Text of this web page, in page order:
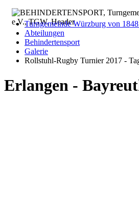
Turngemeinde Würzburg von
Abteilungen
Behindertensport
Galerie
Rollstuhl-Rugby Turnier 2017 -
Erlangen -